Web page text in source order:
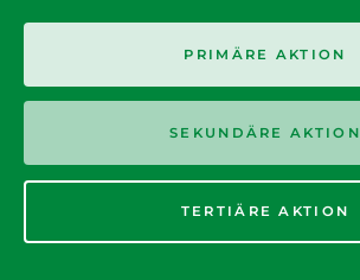
PRIMÄRE AKTION
SEKUNDÄRE AKTION
TERTIÄRE AKTION